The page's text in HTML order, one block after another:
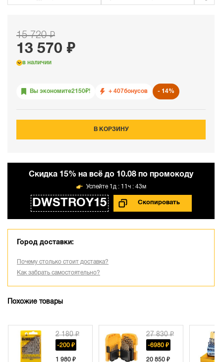
15 720 ₽
13 570 ₽
в наличии
Вы экономите2150₽! + 407бонусов 14%
В КОРЗИНУ
Cкидка 15% на всё до 10.08 по промокоду
DWSTROY15
1д : 11ч : 43м
Город доставки:
Почему столько стоит доставка?
Как забрать самостоятельно?
Похожие товары
2 180 ₽
-200 ₽
1 980 ₽
27 830 ₽
-6980 ₽
20 850 ₽